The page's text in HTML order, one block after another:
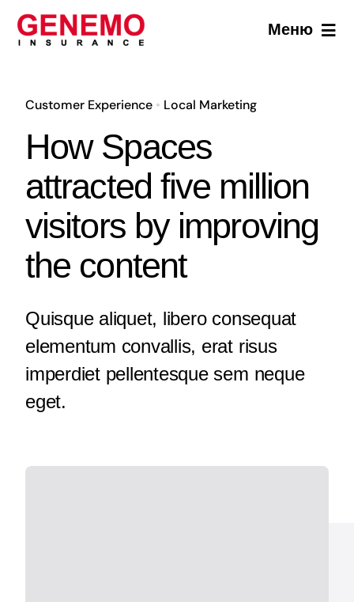
Skip
Меню
Новини
За контакти
Customer Experience• Local Marketing
How Spaces
attracted five million
visitors by improving
the content
Quisque aliquet, libero consequat
elementum convallis, erat risus
imperdiet pellentesque sem neque
eget.